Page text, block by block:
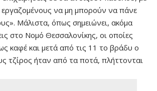
να μη μπορούν να πάνε
Μάλιστα, όπως σημειώνει, ακόμα
στο Νομό Θεσσαλονίκης, οι οποίες
καφέ και μετά από τις 11 το βράδυ ο
τζίρος ήταν από τα ποτά, πλήττονται